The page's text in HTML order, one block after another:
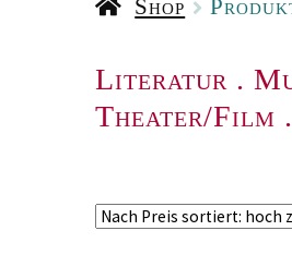
Shop
Literatur .
Theater/Film .